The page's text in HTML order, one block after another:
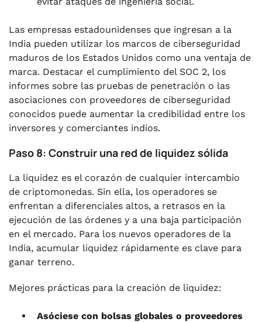
Las empresas estadounidenses que ingresan a la
India pueden utilizar los marcos de ciberseguridad
maduros de los Estados Unidos como una ventaja de
marca. Destacar el cumplimiento del SOC 2, los
informes sobre las pruebas de penetración o las
asociaciones con proveedores de ciberseguridad
conocidos puede aumentar la credibilidad entre los
inversores y comerciantes indios.
Paso 8: Construir una red de liquidez sólida
La liquidez es el corazón de cualquier intercambio
de criptomonedas. Sin ella, los operadores se
enfrentan a diferenciales altos, a retrasos en la
ejecución de las órdenes y a una baja participación
en el mercado. Para los nuevos operadores de la
India, acumular liquidez rápidamente es clave para
ganar terreno.
Mejores prácticas para la creación de liquidez:
Asóciese con bolsas globales o proveedores